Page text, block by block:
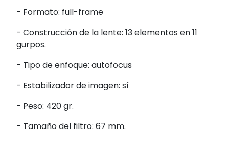
- Formato: full-frame
- Construcción de la lente: 13 elementos en 11
gurpos.
- Tipo de enfoque: autofocus
- Estabilizador de imagen: sí
- Peso: 420 gr.
- Tamaño del filtro: 67 mm.